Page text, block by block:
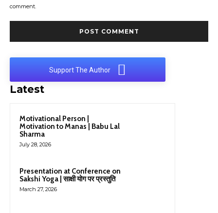
comment.
Support The Author
Latest
Motivational Person |
Motivation to Manas | Babu Lal
Sharma
July 28, 2026
Presentation at Conference on
Sakshi Yoga | साक्षी योग पर प्रस्तुति
March 27, 2026